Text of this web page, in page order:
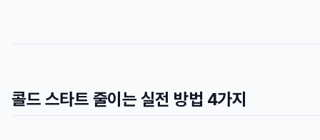
콜드 스타트 줄이는 실전 방법 4가지